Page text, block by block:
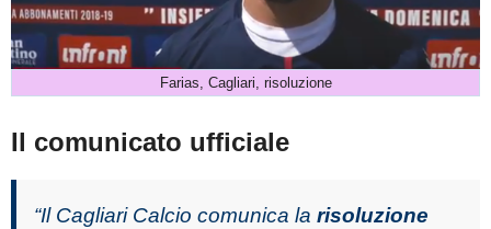
Farias, Cagliari, risoluzione
Il comunicato ufficiale
“Il Cagliari Calcio comunica la risoluzione